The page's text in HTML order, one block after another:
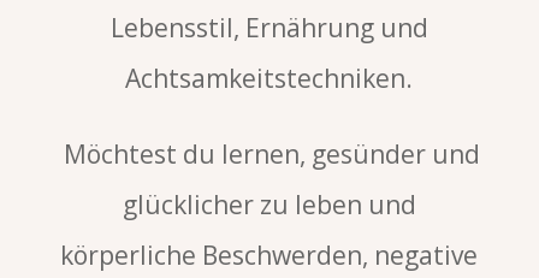
Lebensstil, Ernährung und
Achtsamkeitstechniken.
Möchtest du lernen, gesünder und
glücklicher zu leben und
körperliche Beschwerden, negative